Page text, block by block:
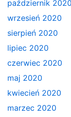
październik 2020
wrzesień 2020
sierpień 2020
lipiec 2020
czerwiec 2020
maj 2020
kwiecień 2020
marzec 2020